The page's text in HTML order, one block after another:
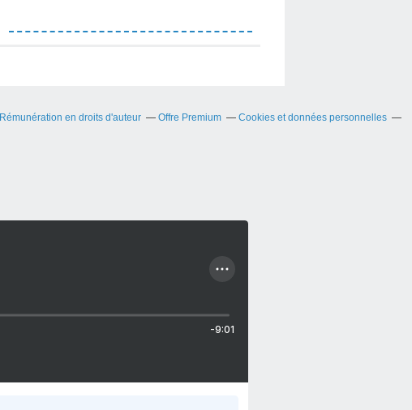
Rémunération en droits d'auteur Offre Premium
Cookies et données personnelles
-9:01